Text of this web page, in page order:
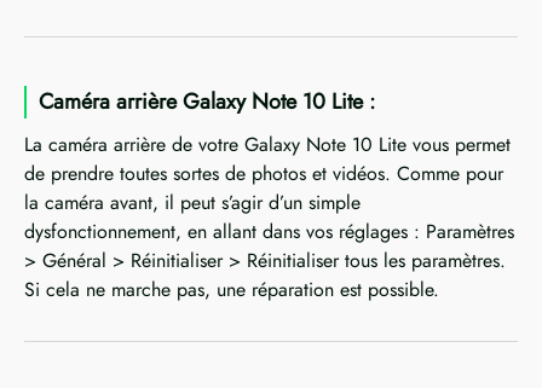
Caméra arrière Galaxy Note 10 Lite :
La caméra arrière de votre Galaxy Note 10 Lite vous permet
de prendre toutes sortes de photos et vidéos. Comme pour
la caméra avant, il peut s’agir d’un simple
dysfonctionnement, en allant dans vos réglages : Paramètres
> Général > Réinitialiser > Réinitialiser tous les paramètres.
Si cela ne marche pas, une réparation est possible.